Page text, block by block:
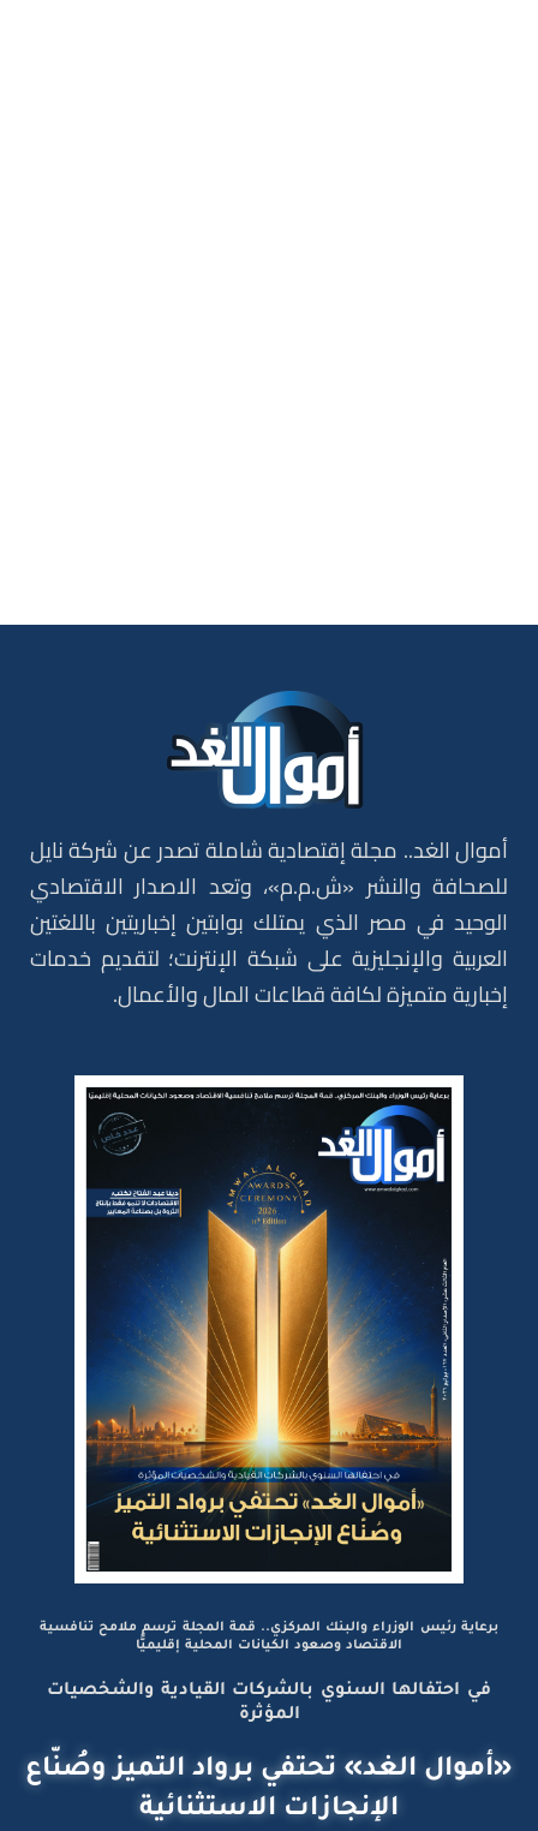
أموال الغد.. مجلة إقتصادية شاملة تصدر عن شركة نايل
للصحافة والنشر «ش.م.م»، وتعد الاصدار الاقتصادي
الوحيد في مصر الذي يمتلك بوابتين إخباريتين باللغتين
العربية والإنجليزية على شبكة الإنترنت؛ لتقديم خدمات
إخبارية متميزة لكافة قطاعات المال والأعمال.
برعاية رئيس الوزراء والبنك المركزي.. قمة المجلة ترسم ملامح تنافسية
الاقتصاد وصعود الكيانات المحلية إقليميًّا
في احتفالها السنوي بالشركات القيادية والشخصيات
المؤثرة
«أموال الغد» تحتفي برواد التميز وصُنّاع
الإنجازات الاستثنائية